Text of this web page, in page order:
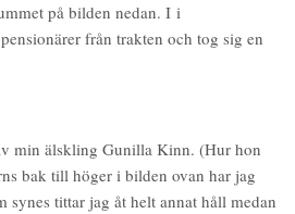
på bilden nedan. I i
från trakten och tog sig en
min älskling Gunilla Kinn. (Hur hon
bak till höger i bilden ovan har jag
synes tittar jag åt helt annat håll medan